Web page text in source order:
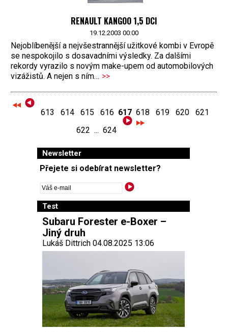
RENAULT KANGOO 1,5 DCI
19.12.2003 00:00
Nejoblíbenější a nejvšestrannější užitkové kombi v Evropě
se nespokojilo s dosavadními výsledky. Za dalšími
rekordy vyrazilo s novým make-upem od automobilových
vizážistů. A nejen s ním… >>
613 614 615 616 617 618 619 620
621
622 ... 624
Newsletter
Přejete si odebírat newsletter?
Test
Subaru Forester e-Boxer –
Jiný druh
Lukáš Dittrich 04.08.2025 13:06